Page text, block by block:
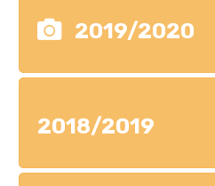
2019/2020
2018/2019